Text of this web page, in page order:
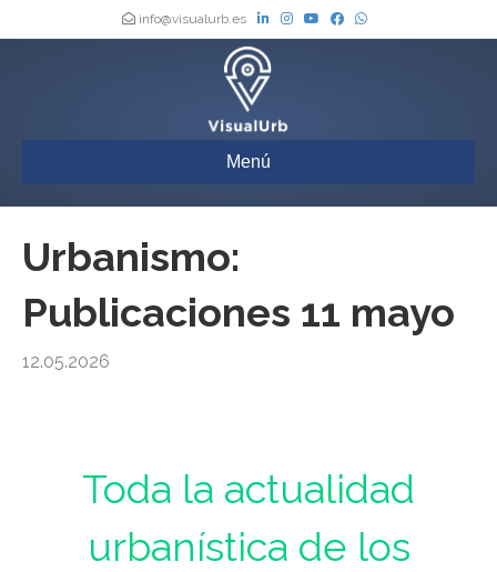
info@visualurb.es
Menú
Urbanismo:
Publicaciones 11 mayo
12.05.2026
Toda la actualidad
urbanística de los